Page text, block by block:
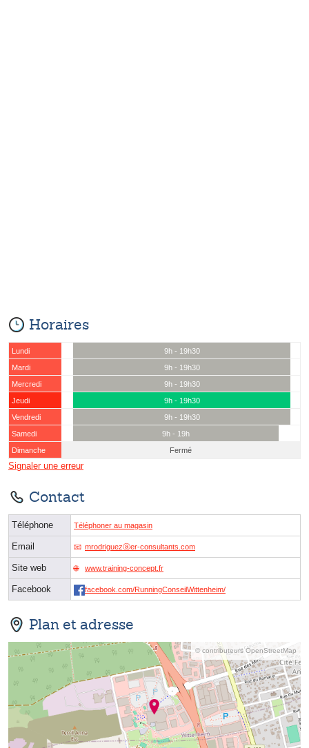
Horaires
Lundi
9h - 19h30
Mardi
9h - 19h30
Mercredi
9h - 19h30
Jeudi
9h - 19h30
Vendredi
9h - 19h30
Samedi
9h - 19h
Dimanche
Fermé
Signaler une erreur
Contact
Téléphone Téléphoner au magasin
Email mrodriguezⓐer-consultants.com
Site web www.training-concept.fr
Facebook facebook.com/RunningConseilWittenheim/
Plan et adresse
© contributeurs OpenStreetMap